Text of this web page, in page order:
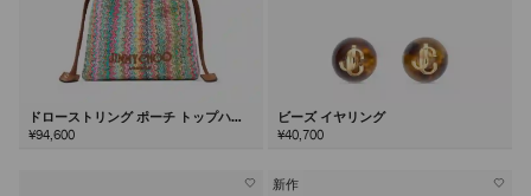
ドローストリング ポーチ トップハン
ドル
¥94,600
ビーズ イヤリング
¥40,700
新作